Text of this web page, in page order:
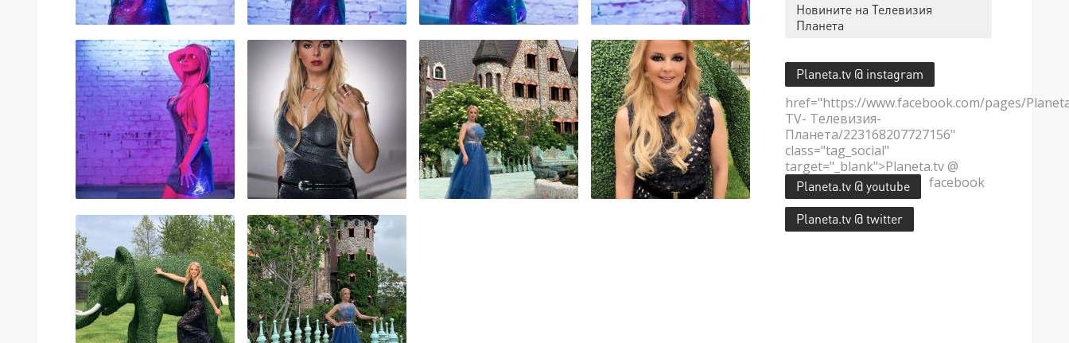
Новините на Телевизия
Планета
Planeta.tv @ instagram
href="https://www.facebook.com/pages/
TV- Телевизия-
Планета/223168207727156"
class="tag_social"
target="_blank">Planeta.tv @
facebook
Planeta.tv @ youtube
Planeta.tv @ twitter